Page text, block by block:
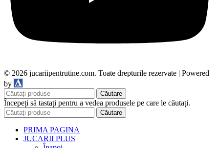
© 2026 jucariipentrutine.com. Toate drepturile rezervate | Powered
by
Căutare
Începeți să tastați pentru a vedea produsele pe care le căutați.
Căutare
PRIMA PAGINA
JUCARII PLUS